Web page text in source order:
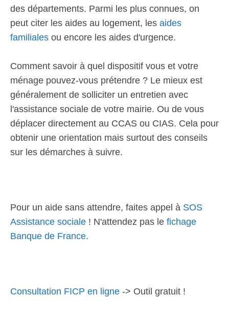
des départements. Parmi les plus connues, on
peut citer les aides au logement, les aides
familiales ou encore les aides d'urgence.
Comment savoir à quel dispositif vous et votre
ménage pouvez-vous prétendre ? Le mieux est
généralement de solliciter un entretien avec
l'assistance sociale de votre mairie. Ou de vous
déplacer directement au CCAS ou CIAS. Cela pour
obtenir une orientation mais surtout des conseils
sur les démarches à suivre.
Pour un aide sans attendre, faites appel à SOS
Assistance sociale ! N'attendez pas le fichage
Banque de France.
Consultation FICP en ligne -> Outil gratuit !